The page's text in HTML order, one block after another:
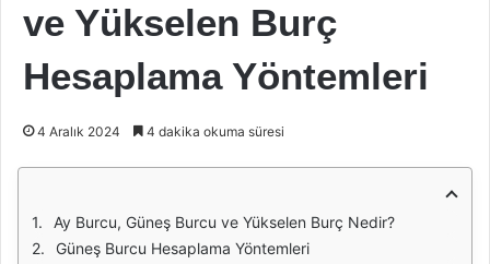
ve Yükselen Burç
Hesaplama Yöntemleri
4 Aralık 2024 4 dakika okuma süresi
Ay Burcu, Güneş Burcu ve Yükselen Burç Nedir?
Güneş Burcu Hesaplama Yöntemleri